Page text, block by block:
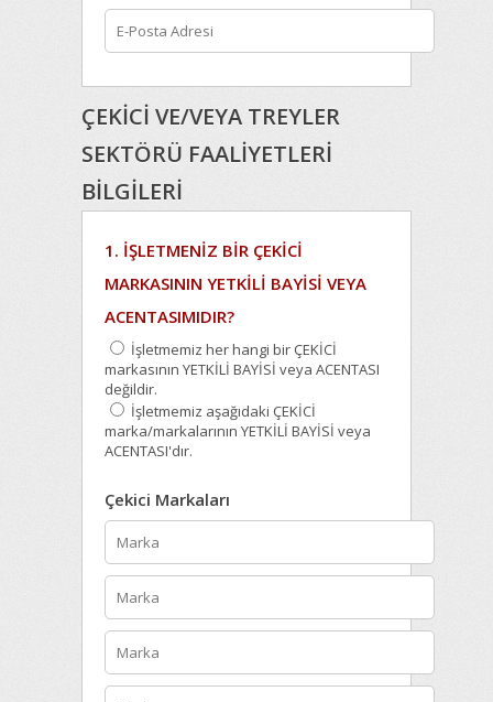
ÇEKİCİ VE/VEYA TREYLER
SEKTÖRÜ FAALİYETLERİ
BİLGİLERİ
1. İŞLETMENİZ BİR ÇEKİCİ
MARKASININ YETKİLİ BAYİSİ VEYA
ACENTASIMIDIR?
İşletmemiz her hangi bir ÇEKİCİ
markasının YETKİLİ BAYİSİ veya ACENTASI
değildir.
İşletmemiz aşağıdaki ÇEKİCİ
marka/markalarının YETKİLİ BAYİSİ veya
ACENTASI'dır.
Çekici Markaları